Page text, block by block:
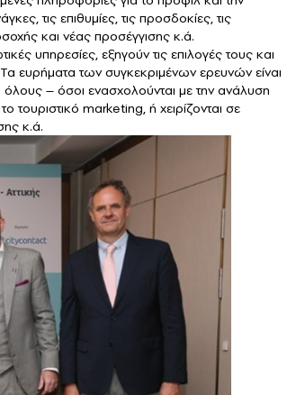
τις επιθυμίες, τις προσδοκίες, τις
και νέας προσέγγισης κ.ά.
υπηρεσίες, εξηγούν τις επιλογές τους και
ευρήματα των συγκεκριμένων ερευνών είναι
– όσοι ενασχολούνται με την ανάλυση
τουριστικό marketing, ή χειρίζονται σε
κ.ά.